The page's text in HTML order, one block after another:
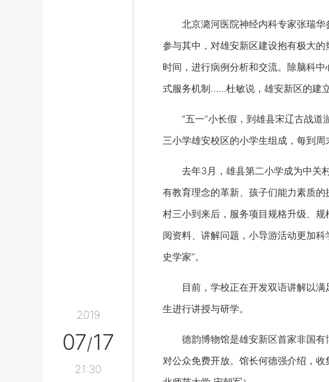
2019
07/17
21:30
北京潞河医院神经内科专家张瑞华
参与其中，对雄安新区建设抱有极大
时间，进行病例分析和交流。除脑科
式服务机制……杜敏说，雄安新区的建
“五一”小长假，到雄县宋辽古战道
三小学雄安校区的小学生组成，每到周
去年3月，雄县第二小学成为中关村
有教育理念的革新、孩子们能力素质
村三小到来后，服务项目规格升级、
阅资料、讲解问题，小导游活动更加
史学家”。
目前，学校正在开发双语讲解以满
生进行讲授与研学。
德韵博物馆是雄安新区首家非国有
对公众免费开放。馆长何德强介绍，